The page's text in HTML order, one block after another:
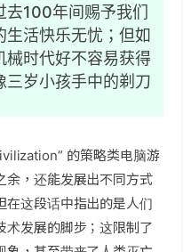
去100年间赐予我们
活快乐无忧；但如
械时代好不容易获得
三岁小孩手中的剃刀
的策略类电脑游
余，还能发展出不同方式
在这段话中指出的是人们
术发展的脚步；这限制了